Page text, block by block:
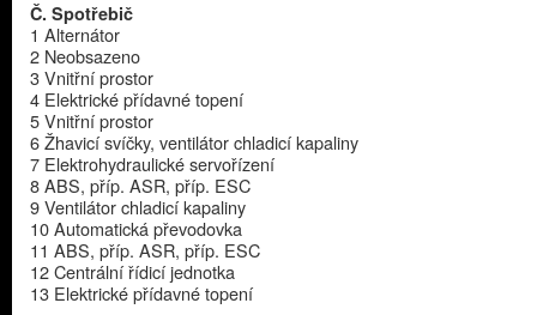
Č. Spotřebič
1 Alternátor
2 Neobsazeno
3 Vnitřní prostor
4 Elektrické přídavné topení
5 Vnitřní prostor
6 Žhavicí svíčky, ventilátor chladicí kapaliny
7 Elektrohydraulické servořízení
8 ABS, příp. ASR, příp. ESC
9 Ventilátor chladicí kapaliny
10 Automatická převodovka
11 ABS, příp. ASR, příp. ESC
12 Centrální řídicí jednotka
13 Elektrické přídavné topení